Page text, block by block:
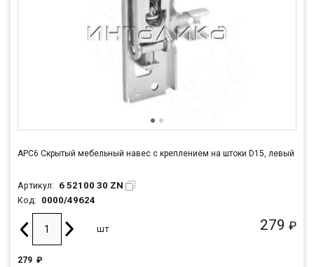
APC6 Скрытый мебельный навес с креплением на штоки D15, левый
Артикул: 6 52100 30 ZN
Код: 0000/49624
279 ₽
шт
279 ₽